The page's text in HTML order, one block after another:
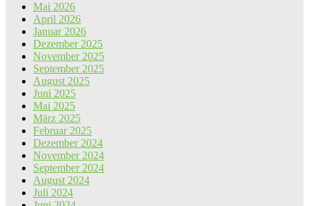
Mai 2026
April 2026
Januar 2026
Dezember 2025
November 2025
September 2025
August 2025
Juni 2025
Mai 2025
März 2025
Februar 2025
Dezember 2024
November 2024
September 2024
August 2024
Juli 2024